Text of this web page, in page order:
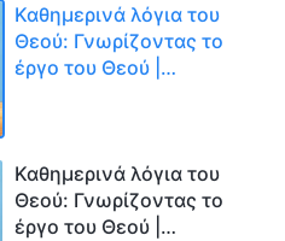
Καθημερινά λόγια του
Θεού: Γνωρίζοντας το
έργο του Θεού |
Καθημερινά λόγια του
Θεού: Γνωρίζοντας το
έργο του Θεού |